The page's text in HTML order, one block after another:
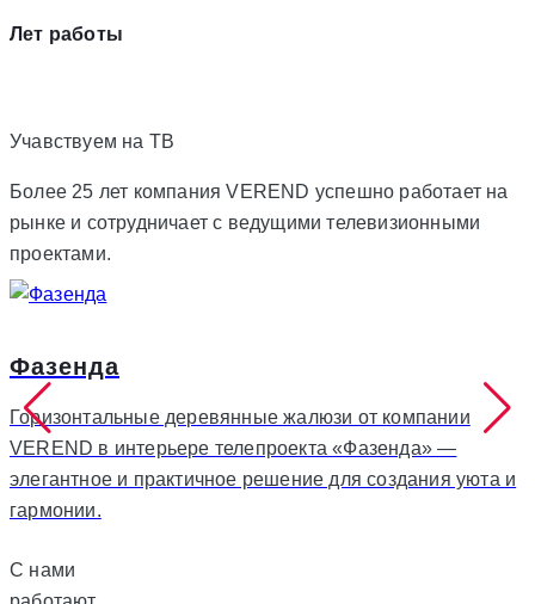
Лет работы
Учавствуем на ТВ
Более 25 лет компания VEREND успешно работает на
рынке и сотрудничает с ведущими телевизионными
проектами.
Фазенда
Горизонтальные деревянные жалюзи от компании
VEREND в интерьере телепроекта «Фазенда» —
элегантное и практичное решение для создания уюта и
гармонии.
С нами